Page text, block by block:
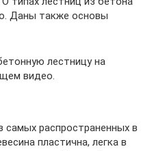
Даны также основы
лестницу на
видео.
распространенных в
пластична, легка в